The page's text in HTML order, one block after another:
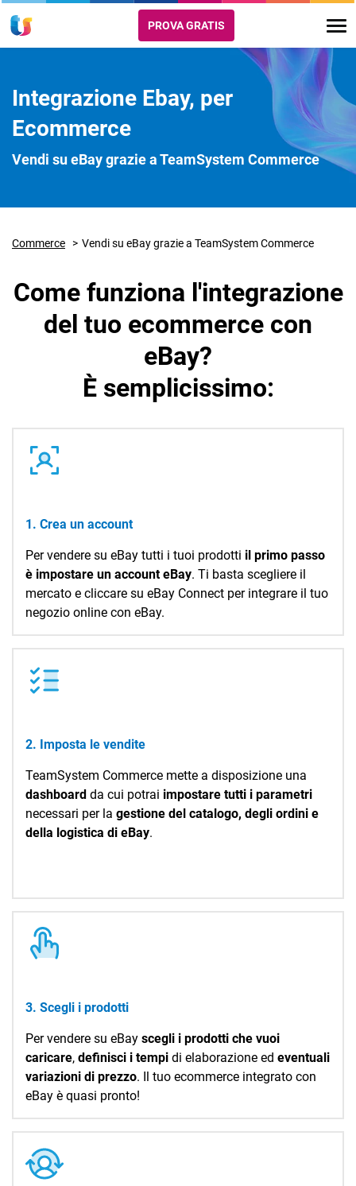
Ecommerce
Email Marketing
Fatturazione
Financial Solutions
Trust Services
TeamSystem Store
PROVA GRATIS
Integrazione Ebay, per
Ecommerce
Vendi su eBay grazie a TeamSystem Commerce
Commerce Vendi su eBay grazie a TeamSystem Commerce
Come funziona l'integrazione
del tuo ecommerce con
eBay?
È semplicissimo:
1. Crea un account
Per vendere su eBay tutti i tuoi prodotti il primo passo
è impostare un account eBay. Ti basta scegliere il
mercato e cliccare su eBay Connect per integrare il tuo
negozio online con eBay.
2. Imposta le vendite
TeamSystem Commerce mette a disposizione una
dashboard da cui potrai impostare tutti i parametri
necessari per la gestione del catalogo, degli ordini e
della logistica di eBay.
3. Scegli i prodotti
Per vendere su eBay scegli i prodotti che vuoi
caricare, definisci i tempi di elaborazione ed eventuali
variazioni di prezzo. Il tuo ecommerce integrato con
eBay è quasi pronto!